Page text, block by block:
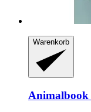
Warenkorb
Animalbook